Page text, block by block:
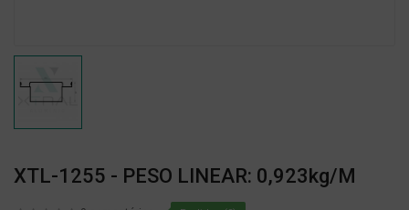
XTL-1255 - PESO LINEAR: 0,923kg/m